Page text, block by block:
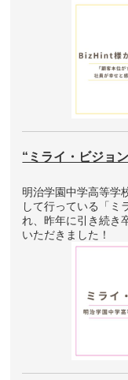
“ミライ・ビジョ
明治学園中学高等学
して行っている「ミ
れ、昨年に引き続き
いただきまし